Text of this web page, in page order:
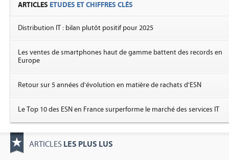
ARTICLES ETUDES ET CHIFFRES CLÉS
Distribution IT : bilan plutôt positif pour 2025
Les ventes de smartphones haut de gamme battent des records en
Europe
Retour sur 5 années d'évolution en matière de rachats d'ESN
Le Top 10 des ESN en France surperforme le marché des services IT
ARTICLES LES PLUS LUS